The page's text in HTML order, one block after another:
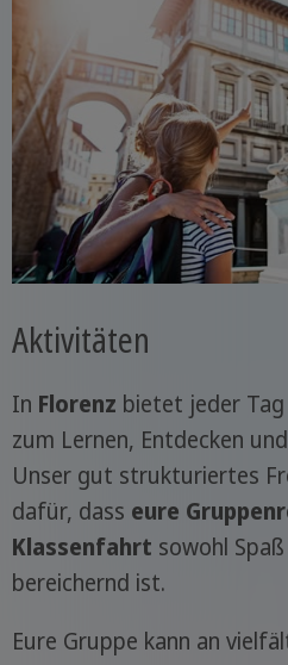
Aktivitäten
In Florenz bietet jeder
zum Lernen, Entdecken
Unser gut strukturiertes
dafür, dass eure
Klassenfahrt sowohl
bereichernd ist.
Eure Gruppe kann an